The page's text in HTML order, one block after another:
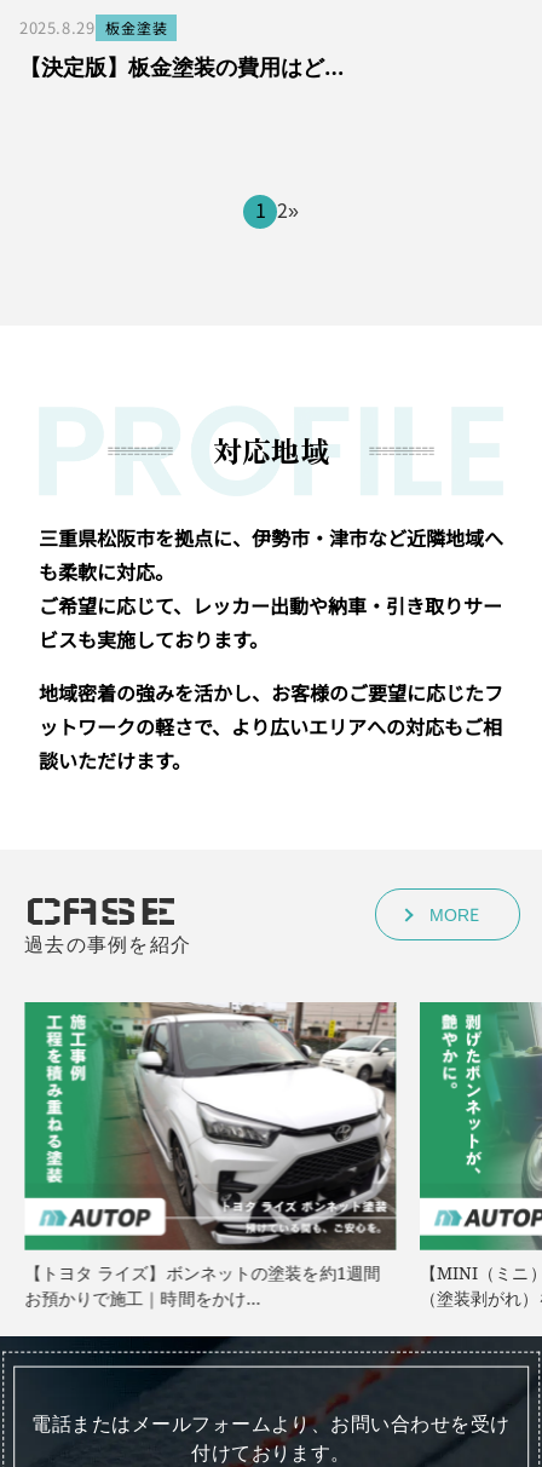
2025.8.29 板金塗装
【決定版】板金塗装の費用はど…
1 2»
対応地域
三重県松阪市を拠点に、伊勢市・津市など近隣地域へ
も柔軟に対応。
ご希望に応じて、レッカー出動や納車・引き取りサー
ビスも実施しております。
地域密着の強みを活かし、お客様のご要望に応じたフ
ットワークの軽さで、より広いエリアへの対応もご相
談いただけます。
CASE
過去の事例を紹介
MORE
【トヨタ ライズ】ボンネットの塗装を約1週間
お預かりで施工｜時間をかけ…
【MINI（ミニ
（塗装剥がれ
電話またはメールフォームより、お問い合わせを受け
付けております。